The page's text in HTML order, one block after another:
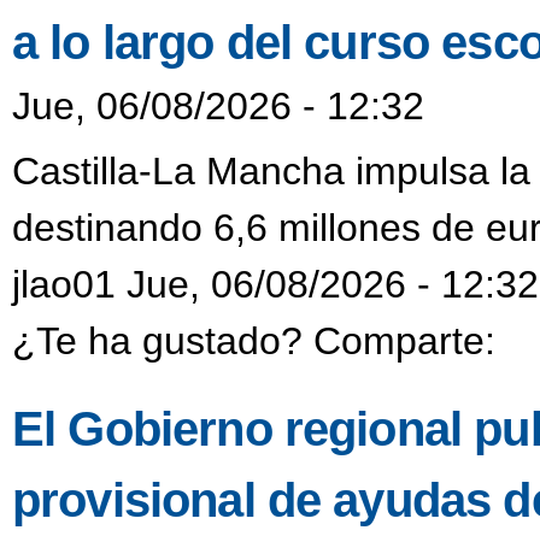
a lo largo del curso
Jue, 06/08/2026 - 12:32
Castilla-La Mancha impulsa
destinando 6,6 millones de
jlao01 Jue, 06/08/2026 - 12:32
¿Te ha gustado? Comparte:
El Gobierno regional
provisional de ayudas